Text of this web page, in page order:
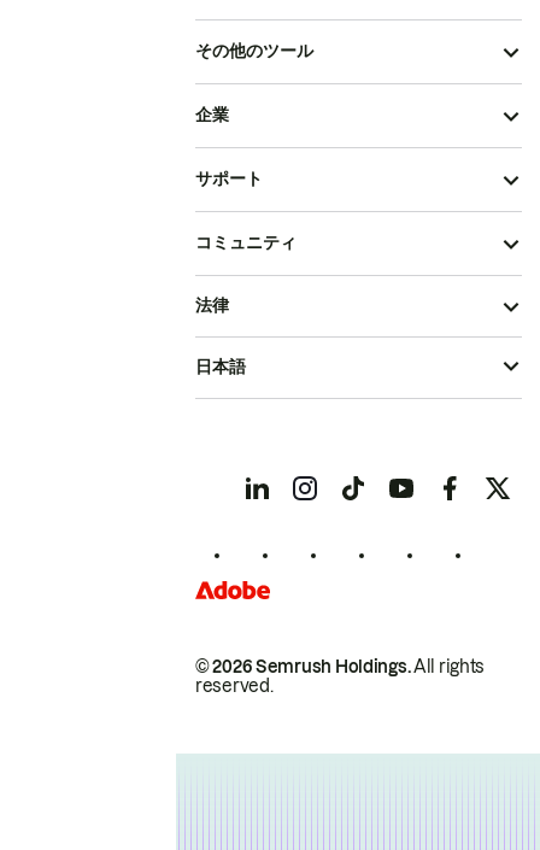
その他のツール
企業
サポート
コミュニティ
© 2026 Semrush Holdings.All rights
reserved.
法律
日本語